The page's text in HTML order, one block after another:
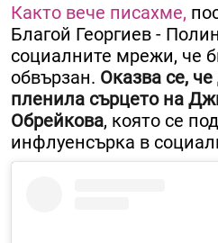
Както вече писахме,
Благой Георгиев -
социалните мрежи, че
обвързан. Оказва се,
пленила сърцето на
Обрейкова, която се
инфлуенсърка в